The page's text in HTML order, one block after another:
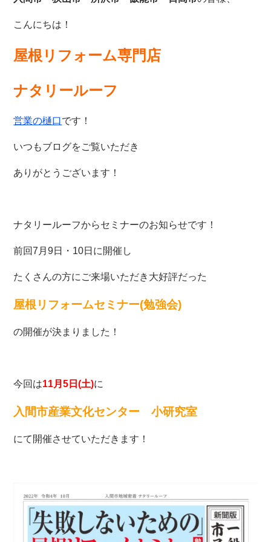
こんにちは！
屋根リフォーム専門店
ナタリールーフ
営業の樋口です！
いつもブログをご覧いただき
ありがとうございます！
ナタリールーフからセミナーのお知らせです！
前回7月9日・10日に開催し
たくさんの方にご来場いただき大好評だった
屋根リフォームセミナー(勉強会)
の開催が決まりました！
今回は11月5日(土)に
入間市産業文化センター 小研究室
にて開催させていただきます！